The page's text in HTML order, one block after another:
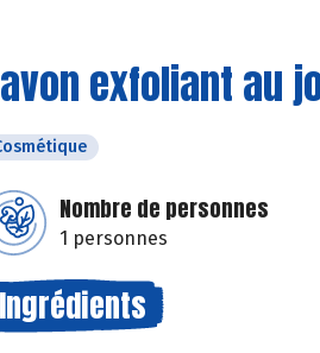
exfoliant au
Nombre de personnes
1 personnes
Ingrédients